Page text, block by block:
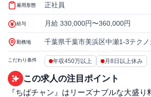
雇用形態 正社員
給与 月給 330,000円〜360,000円
勤務地 千葉県千葉市美浜区中瀬1-3テク
こだわり条件 年収450万以上 月8日以上休み
この求人の注目ポイント
『ちばチャン』はリーズナブルな大盛り